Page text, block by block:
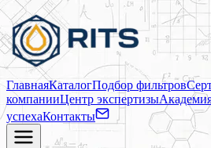
ГлавнаяКаталогПодбор фильтров
компанииЦентр экспертизы
успехаКонтакты